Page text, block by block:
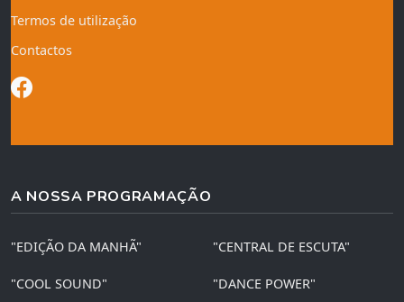
Termos de utilização
Contactos
A NOSSA PROGRAMAÇÃO
"EDIÇÃO DA MANHÃ" "CENTRAL DE ESCUTA"
"COOL SOUND" "DANCE POWER"